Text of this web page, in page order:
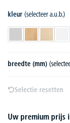
kleur (selecteer a.u.b.)
breedte (mm)
Selectie resetten
Uw premium prijs